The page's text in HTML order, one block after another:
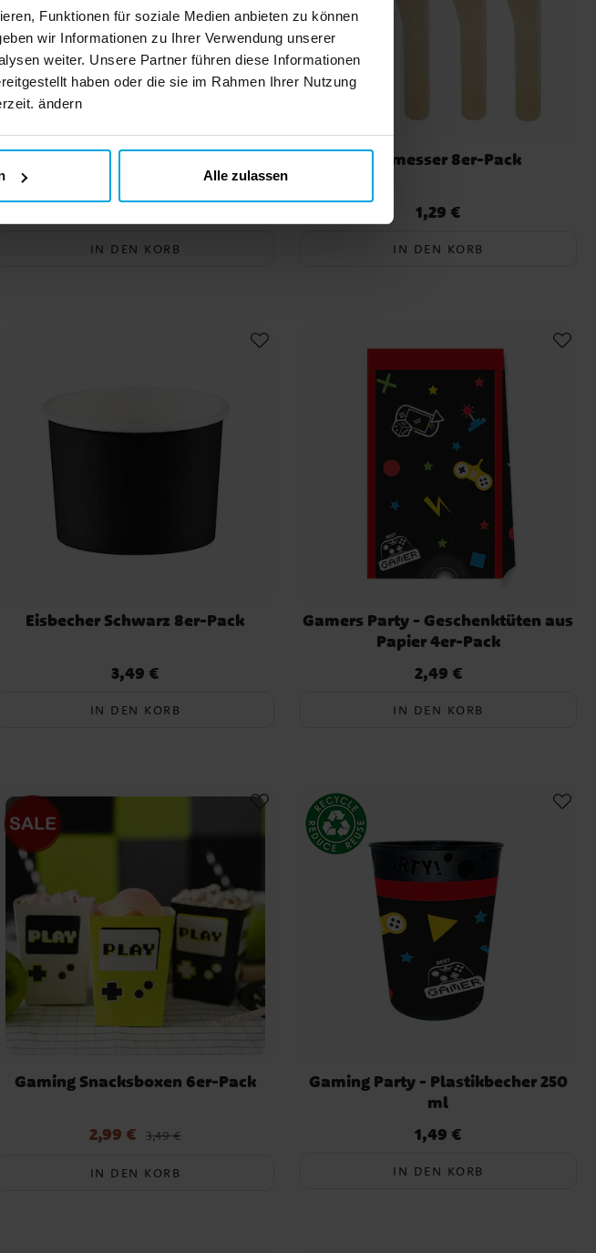
Funktionen für soziale Medien anbieten zu können
wir Informationen zu Ihrer Verwendung unserer
weiter. Unsere Partner führen diese Informationen
haben oder die sie im Rahmen Ihrer Nutzung
ändern
Alle zulassen
Plastikbesteck Rot 18er-Pack
IN DEN KORB
Holzmesser 8er-Pack
Preis:1,29 €
1,29 €
IN DEN KORB
Eisbecher Schwarz 8er-Pack
Preis:3,49 €
3,49 €
IN DEN KORB
Gamers Party - Geschenktüten aus
Papier 4er-Pack
Preis:2,49 €
2,49 €
IN DEN KORB
Gaming Snacksboxen 6er-Pack
:2,99 €Vorheriger Preis
2,99 € 3,49 €
IN DEN KORB
Gaming Party - Plastikbecher 250
ml
Preis:1,49 €
1,49 €
IN DEN KORB